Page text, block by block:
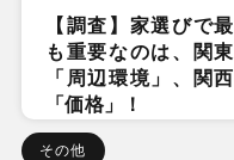
【調査】家選びで最
も重要なのは、関東
「周辺環境」、関西
「価格」！
その他